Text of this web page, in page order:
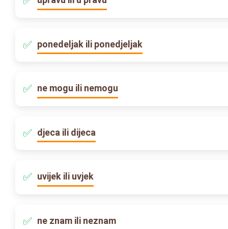
ponedeljak ili ponedjeljak
ne mogu ili nemogu
djeca ili dijeca
uvijek ili uvjek
ne znam ili neznam